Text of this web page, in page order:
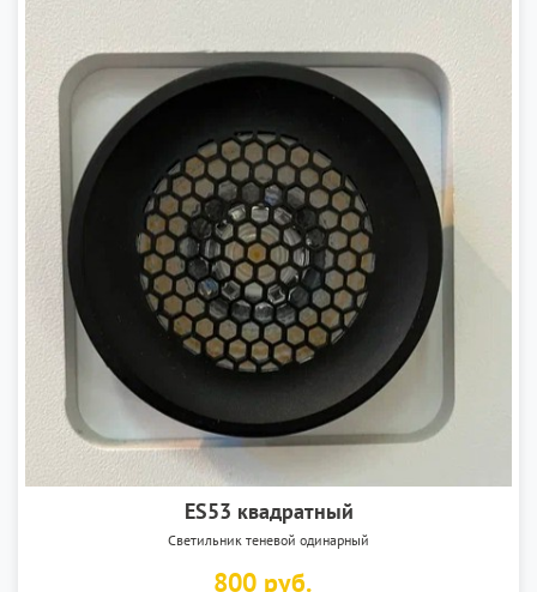
ES53 квадратный
Светильник теневой одинарный
800 руб.